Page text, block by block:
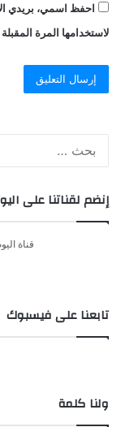
احفظ اسمي، بريدي
لاستخدامها المرة
إنضم لقناتنا على
تابعنا على فيسبوك
ولنا كلمة